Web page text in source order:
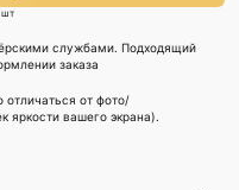
шт
службами. Подходящий
заказа
отличаться от фото/
яркости вашего экрана).